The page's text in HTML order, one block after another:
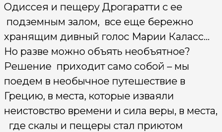
Одиссея и пещеру Дрогаратти с ее
подземным залом, все еще бережно
хранящим дивный голос Марии Каласс…
Но разве можно объять необъятное?
Решение приходит само собой – мы
поедем в необычное путешествие в
Грецию, в места, которые изваяли
неистовство времени и сила веры, в места,
где скалы и пещеры стал приютом